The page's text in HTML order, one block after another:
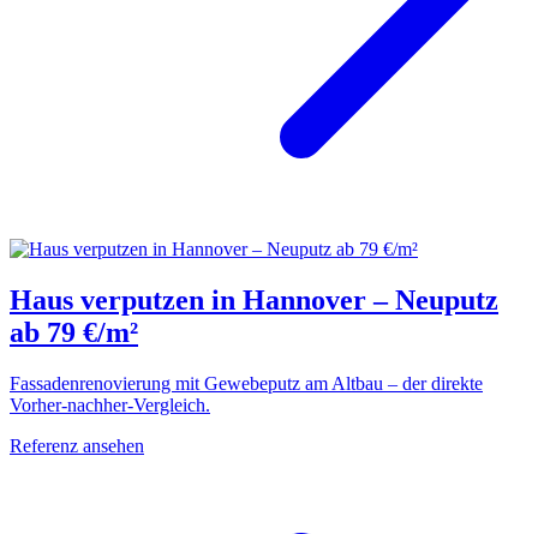
Haus verputzen in Hannover – Neuputz
ab 79 €/m²
Fassadenrenovierung mit Gewebeputz am Altbau – der direkte
Vorher-nachher-Vergleich.
Referenz ansehen